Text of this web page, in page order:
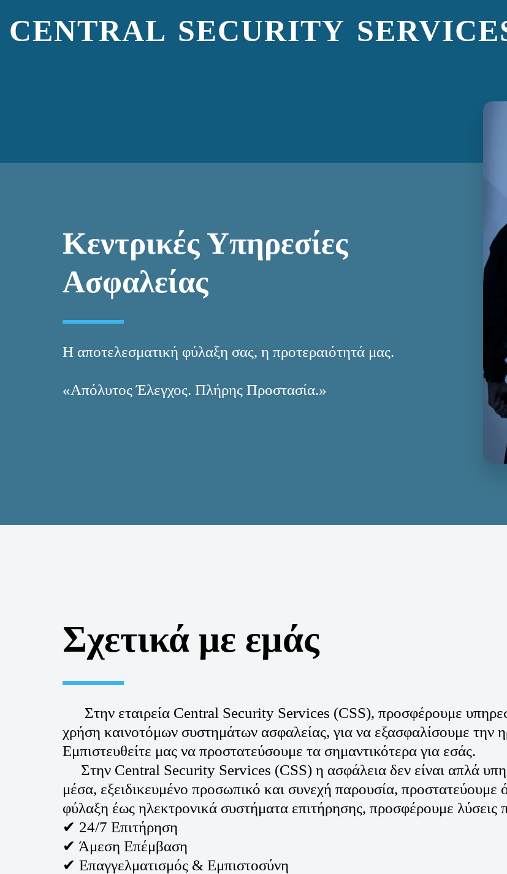
CENTRAL SECURITY
Κεντρικές Υπηρεσίες
Ασφαλείας
Η αποτελεσματική φύλαξη σας, η προτεραιότητά μας.
«Απόλυτος Έλεγχος. Πλήρης Προστασία.»
Σχετικά με εμάς
Στην εταιρεία Central Security Services (CSS), προσφέρουμε
χρήση καινοτόμων συστημάτων ασφαλείας, για να εξασφαλίσουμε την
Εμπιστευθείτε μας να προστατεύσουμε τα σημαντικότερα για εσάς.
Στην Central Security Services (CSS) η ασφάλεια δεν είναι απλά
μέσα, εξειδικευμένο προσωπικό και συνεχή παρουσία, προστατεύουμε
φύλαξη έως ηλεκτρονικά συστήματα επιτήρησης, προσφέρουμε λύσεις
✔ 24/7 Επιτήρηση
✔ Άμεση Επέμβαση
✔ Επαγγελματισμός & Εμπιστοσύνη